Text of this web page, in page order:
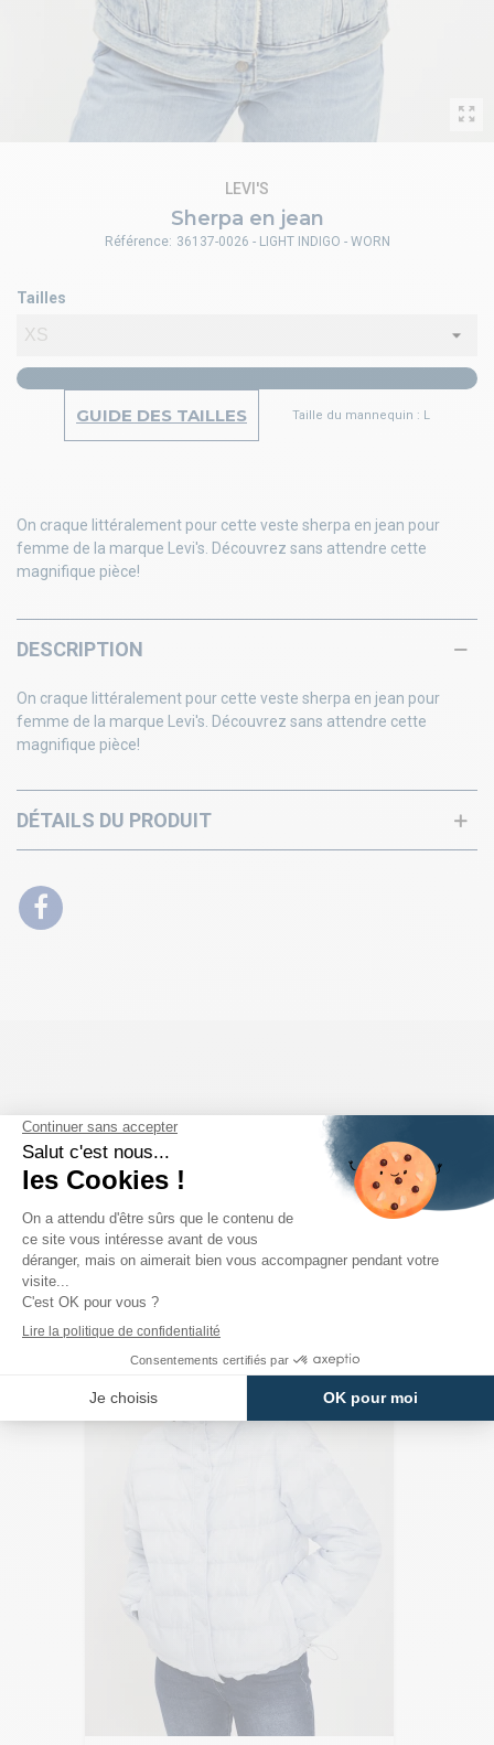
Sherpa en jean
LEVI'S
On craque littéralement pour cette veste sherpa en jean pour
femme de la marque Levi's. Découvrez sans attendre cette
magnifique pièce!
Tailles
GUIDE DES TAILLES Taille du mannequin : L
Référence: 36137-0026 - LIGHT INDIGO - WORN
DESCRIPTION
On craque littéralement pour cette veste sherpa en jean pour
femme de la marque Levi's. Découvrez sans attendre cette
magnifique pièce!
DÉTAILS DU PRODUIT
PRODUITS DE LA MÊME CATÉGORIE